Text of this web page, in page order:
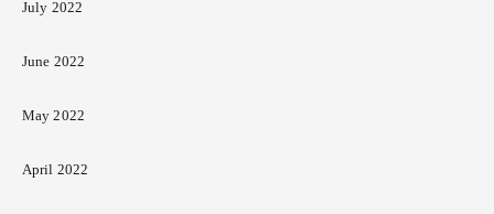
July 2022
June 2022
May 2022
April 2022